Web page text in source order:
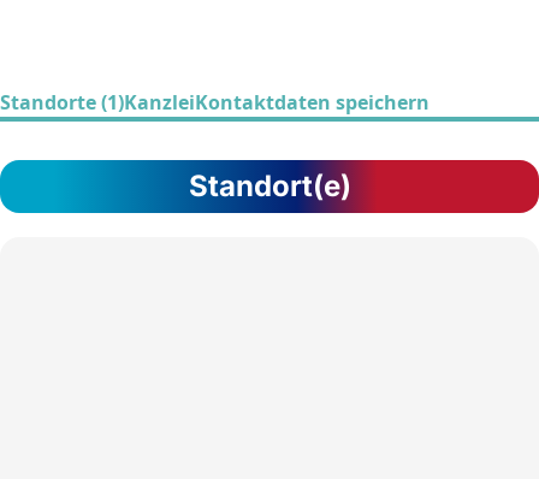
Standorte (1)KanzleiKontaktdaten speichern
Standort(e)